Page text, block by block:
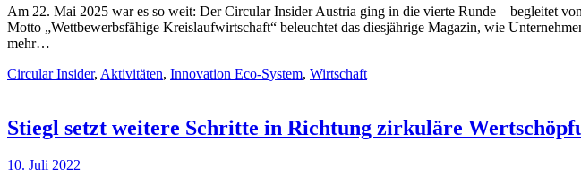
Am 22. Mai 2025 war es so weit: Der Circular Insider Austria ging in die vierte Runde – begleitet
Motto „Wettbewerbsfähige Kreislaufwirtschaft“ beleuchtet das diesjährige Magazin, wie
mehr…
Circular Insider, Aktivitäten, Innovation Eco-System, Wirtschaft
Stiegl setzt weitere Schritte in Richtung zirkuläre
10. Juli 2022